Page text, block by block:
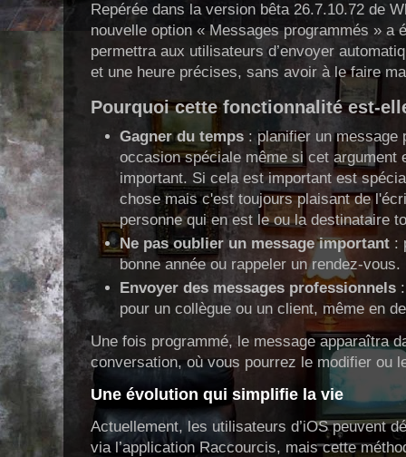
Repérée dans la version bêta 26.7.10.72 de
nouvelle option « Messages programmés » a
permettra aux utilisateurs d’envoyer
et une heure précises, sans avoir à le faire
Pourquoi cette fonctionnalité est-
Gagner du temps : planifier un message
occasion spéciale même si cet argument
important. Si cela est important est
chose mais c'est toujours plaisant de
personne qui en est le ou la destinataire
Ne pas oublier un message important :
bonne année ou rappeler un rendez-vous.
Envoyer des messages professionnels
pour un collègue ou un client, même en
Une fois programmé, le message apparaîtra
conversation, où vous pourrez le modifier ou
Une évolution qui simplifie la vie
Actuellement, les utilisateurs d’iOS peuvent
via l’application Raccourcis, mais cette